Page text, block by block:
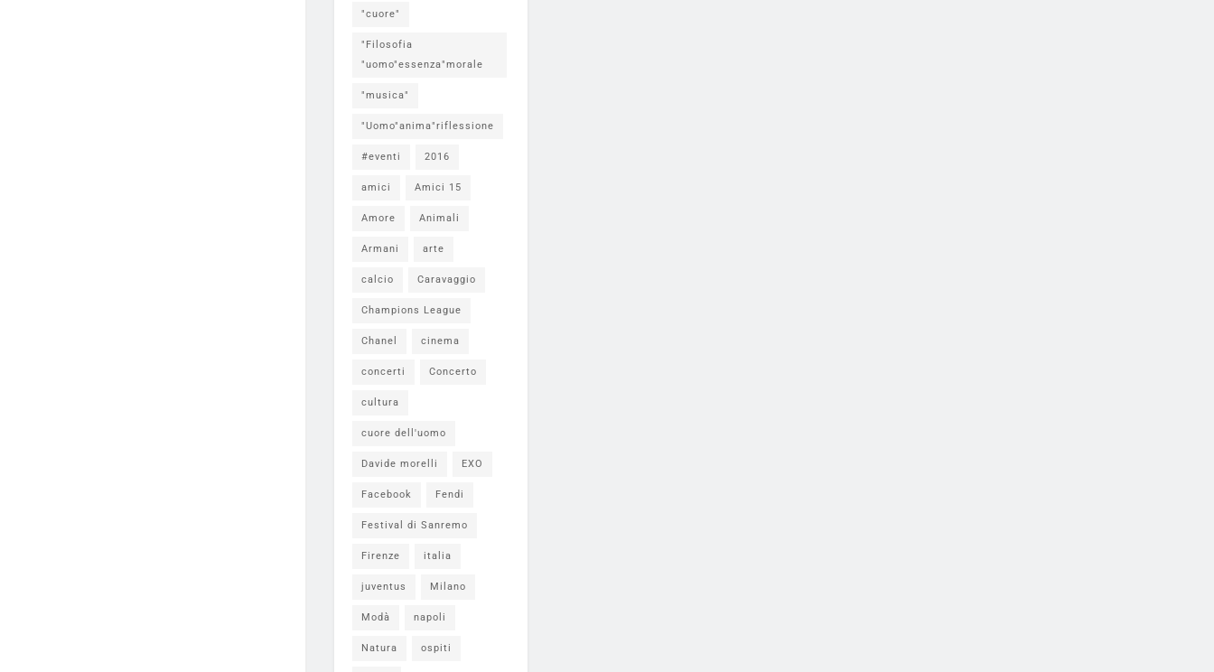
"cuore"
"Filosofia
"uomo"essenza"morale
"musica"
"Uomo"anima"riflessione
#eventi 2016
amici Amici 15
Amore Animali
Armani arte
calcio Caravaggio
Champions League
Chanel cinema
concerti Concerto
cultura
cuore dell'uomo
Davide morelli EXO
Facebook Fendi
Festival di Sanremo
Firenze italia
juventus Milano
Modà napoli
Natura ospiti